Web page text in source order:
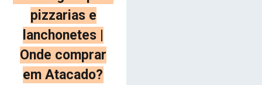
pizzarias e
lanchonetes |
Onde comprar
em Atacado?